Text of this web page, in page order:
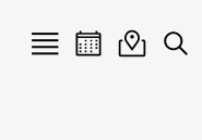
Menu
活動日曆活動地圖
展